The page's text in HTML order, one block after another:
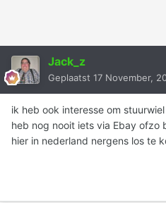
Jack_z
Geplaatst 17 November,
ik heb ook interesse om
heb nog nooit iets via Ebay ofzo
hier in nederland nergens los te